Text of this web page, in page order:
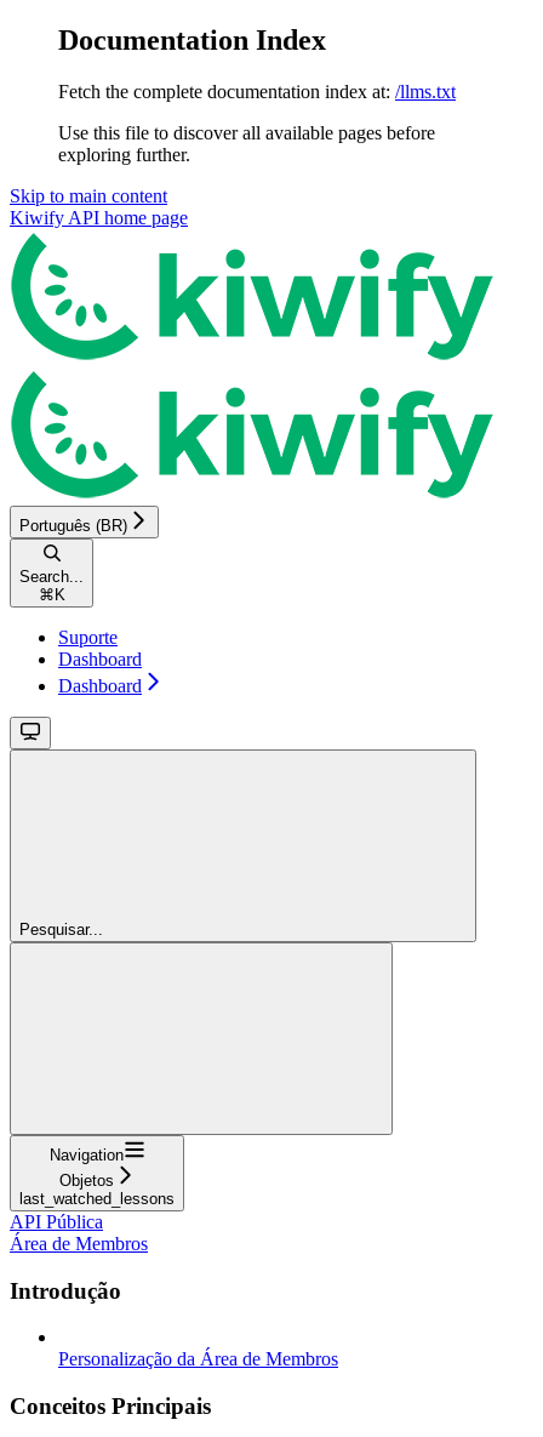
Documentation Index
Fetch the complete documentation index at: /llms.txt
Use this file to discover all available pages before
exploring further.
Skip to main content
Kiwify API home page
Português (BR)
Search...
⌘ K
Suporte
Dashboard
Dashboard
Pesquisar...
Navigation
Objetos
last_watched_lessons
API Pública
Área de Membros
Introdução
Personalização da Área de Membros
Conceitos Principais